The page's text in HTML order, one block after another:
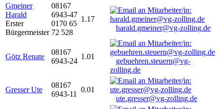
Gmeiner
Harald
Erster
Bürgermeister
08167
6943-47
0170 65
72 528
1.17
harald.gmeiner@vg-zolling.de
Götz Renate
08167
6943-24
1.01
gebuehren.steuern@vg-
zolling.de
Gresser Ute
08167
6943-11
0.01
ute.gresser@vg-zolling.de